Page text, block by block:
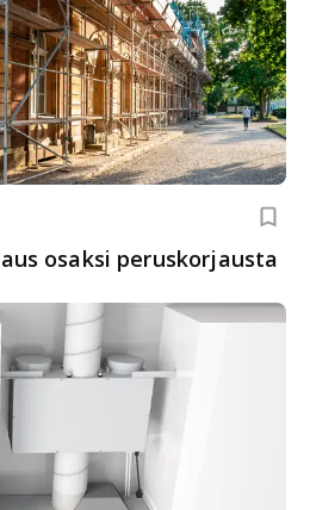
osaksi peruskorjausta